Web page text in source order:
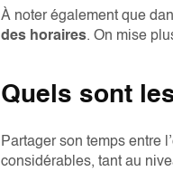
À noter également que
des horaires. On mise
Quels sont
Partager son temps entre
considérables, tant au